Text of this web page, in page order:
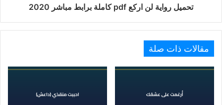
تحميل رواية لن اركع pdf كاملة برابط مباشر 2020
مقالات ذات صلة